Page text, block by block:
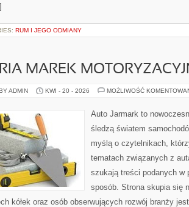
RUM I JEGO ODMIANY
MAREK
ADMIN KWI - 20 - 2026 MOŻLIWOŚĆ
Auto Jarmark to
śledzą światem
myślą o czytelnikach,
tematach związanych z
szukają treści podanych w
sposób. Strona skupia się
kółek oraz osób obserwujących rozwój branży